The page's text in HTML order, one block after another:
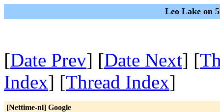
Leo Lake on
[Date Prev] [Date Next] [
Index] [Thread Index]
[Nettime-nl] Google